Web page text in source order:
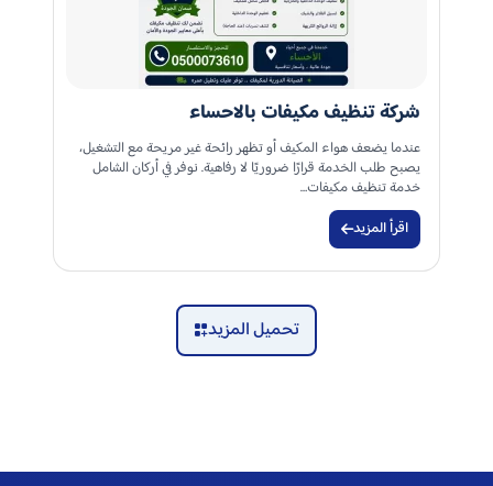
شركة تنظيف مكيفات بالاحساء
عندما يضعف هواء المكيف أو تظهر رائحة غير مريحة مع التشغيل،
يصبح طلب الخدمة قرارًا ضروريًا لا رفاهية. نوفر في أركان الشامل
خدمة تنظيف مكيفات…
اقرأ المزيد
تحميل المزيد